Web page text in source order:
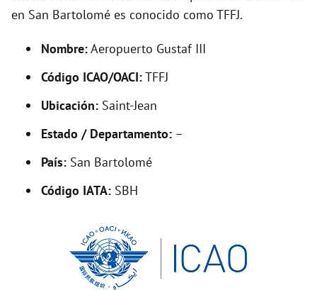
o
en San Bartolomé es conocido como TFFJ.
Nombre:Aeropuerto Gustaf III
Código ICAO/OACI:TFFJ
Ubicación: Saint-Jean
Estado / Departamento: –
País: San Bartolomé
Código IATA: SBH